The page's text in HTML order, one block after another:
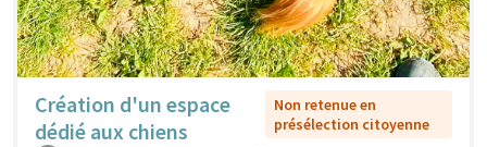
Création d'un espace
dédié aux chiens
Non retenue en
présélection citoyenne